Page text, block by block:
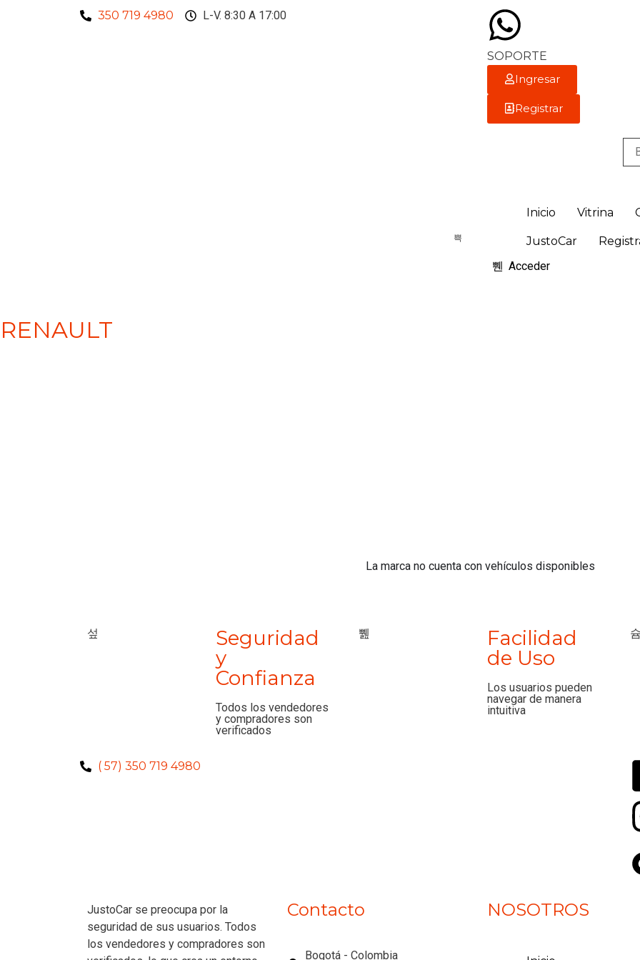
350 719 4980 L-V. 8:30 A 17:00
SOPORTE
Ingresar
Registrar
Inicio Vitrina
JustoCar
Acceder
RENAULT
La marca no cuenta con vehículos disponibles
Seguridad
y
Confianza
Todos los vendedores
y compradores son
verificados
Facilidad
de Uso
Los usuarios pueden
navegar de manera
intuitiva
( 57) 350 719 4980
JustoCar se preocupa por la
seguridad de sus usuarios. Todos
los vendedores y compradores son
Contacto
Bogotá - Colombia
NOSOTROS